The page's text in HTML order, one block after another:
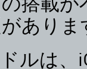
ありま
ルは